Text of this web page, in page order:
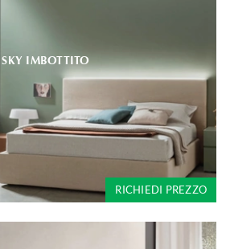
SKY IMBOTTITO
RICHIEDI PREZZO